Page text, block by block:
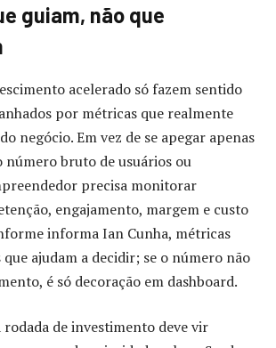
guiam, não que
acelerado só fazem sentido
por métricas que realmente
negócio. Em vez de se apegar apenas
número bruto de usuários ou
precisa monitorar
engajamento, margem e custo
informa Ian Cunha, métricas
que ajudam a decidir; se o número não
é só decoração em dashboard.
rodada de investimento deve vir